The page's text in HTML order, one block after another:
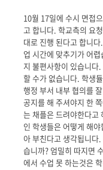
10월 17일에 수시 면접
고 합니다. 학교측의 요
대로 진행 된다고 합니
업 시간에 맞추기가 어
지 불편사항이 있습니다
할 수가 없습니다. 학생
행정 부서 내부 협의를
공지를 해 주셔야지 한
는 채플은 드려야한다고
인 학생들은 어떻게 해
아 부친다고 생각됩니다
습니까? 엄밀히 따지면
에서 수업 못 하는것은